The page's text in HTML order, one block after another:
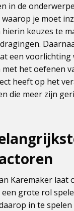
in de
je moet
keuzes te
een
met het oefenen
heeft op het
die meer zijn
Karemaker laat
grote rol
in te spelen